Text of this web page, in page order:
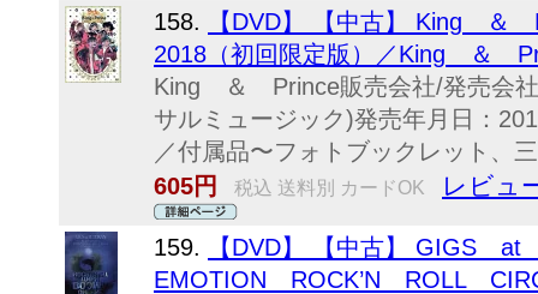
158.
【DVD】 【中古】 King
2018（初回限定版）／King ＆
King ＆ Prince販売会社/発売会
サルミュージック)発売年月日：
／付属品〜フォトブックレット、
605円
税込 送料別 カードOK レビュ
159.
【DVD】 【中古】 GIGS
EMOTION ROCK’N ROLL